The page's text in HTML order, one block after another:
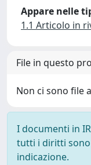
Appare nelle
1.1 Articolo in
File in questo
Non ci sono file
I documenti in
tutti i diritti sono
indicazione.